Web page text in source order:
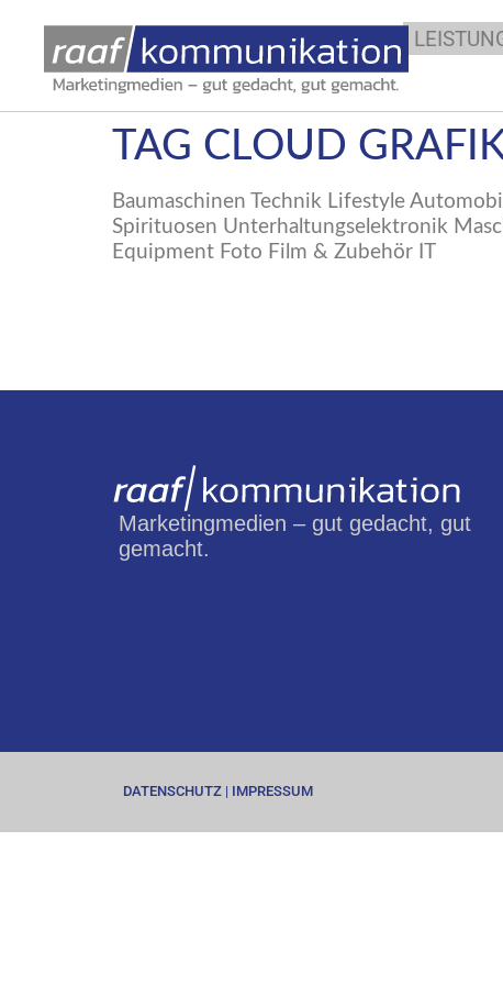
TAG CLOUD
Baumaschinen Technik Lifestyle
Spirituosen Unterhaltungselektronik
Equipment Foto Film & Zubehör IT
Marketingmedien – gut gedacht, gut
gemacht.
DATENSCHUTZ | IMPRESSUM